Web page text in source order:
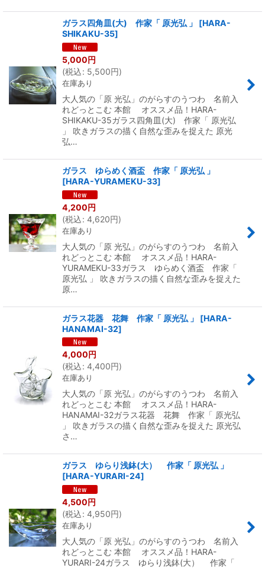
ガラス四角皿(大) 作家「 原光弘 」 [HARA-
SHIKAKU-35]
5,000円
(税込: 5,500円)
在庫あり
大人気の「原 光弘」のがらすのうつわ 名前入
れどっとこむ 本館 オススメ品！HARA-
SHIKAKU-35ガラス四角皿(大) 作家「 原光弘
」 吹きガラスの描く自然な歪みを捉えた 原光
弘…
ガラス ゆらめく酒盃 作家「 原光弘 」
[HARA-YURAMEKU-33]
4,200円
(税込: 4,620円)
在庫あり
大人気の「原 光弘」のがらすのうつわ 名前入
れどっとこむ 本館 オススメ品！HARA-
YURAMEKU-33ガラス ゆらめく酒盃 作家「
原光弘 」 吹きガラスの描く自然な歪みを捉えた
原…
ガラス花器 花舞 作家「 原光弘 」 [HARA-
HANAMAI-32]
4,000円
(税込: 4,400円)
在庫あり
大人気の「原 光弘」のがらすのうつわ 名前入
れどっとこむ 本館 オススメ品！HARA-
HANAMAI-32ガラス花器 花舞 作家「 原光弘
」 吹きガラスの描く自然な歪みを捉えた 原光弘
さ…
ガラス ゆらり浅鉢(大） 作家「 原光弘 」
[HARA-YURARI-24]
4,500円
(税込: 4,950円)
在庫あり
大人気の「原 光弘」のがらすのうつわ 名前入
れどっとこむ 本館 オススメ品！HARA-
YURARI-24ガラス ゆらり浅鉢(大） 作家「